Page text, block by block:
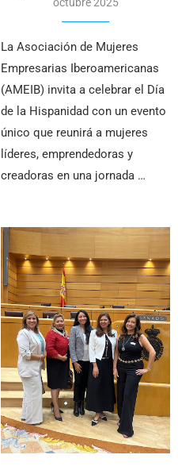
La Asociación de Mujeres
Empresarias Iberoamericanas
(AMEIB) invita a celebrar el Día
de la Hispanidad con un evento
único que reunirá a mujeres
líderes, emprendedoras y
creadoras en una jornada …